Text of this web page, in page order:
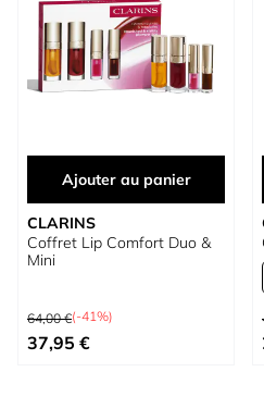
Ajouter au panier
CLARINS
Coffret Lip Comfort Duo &
Mini
Prix normal
64,00 €(-41%)
Prix spécial
37,95 €